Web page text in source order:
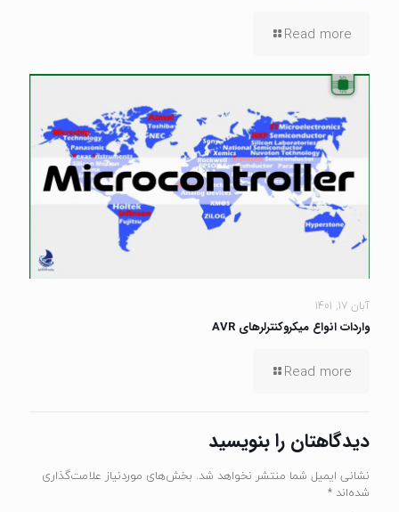
Read more
آبان 17, 1401
واردات انواع میکروکنترلرهای AVR
Read more
دیدگاهتان را بنویسید
نشانی ایمیل شما منتشر نخواهد شد. بخش‌های موردنیاز علامت‌گذاری
شده‌اند *